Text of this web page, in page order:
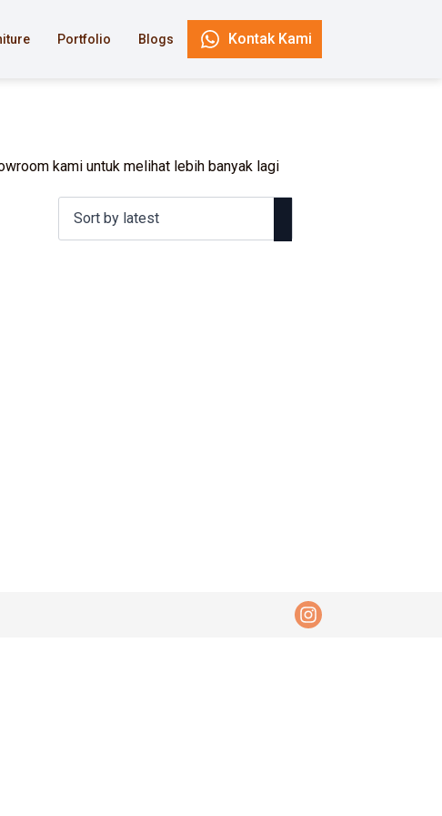
Portfolio Blogs Kontak Kami
kami untuk melihat lebih banyak lagi